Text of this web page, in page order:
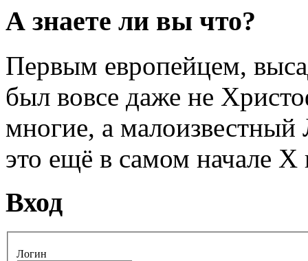
А знаете ли вы что?
Первым европейцем,
был вовсе даже не
многие, а
это ещё в самом начале Х
Вход
Логин